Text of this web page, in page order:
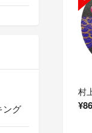
¥
ング